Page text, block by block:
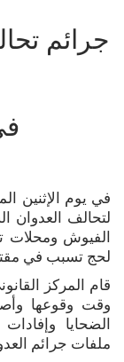
جرائم
لتحالف
الفيوش ومحلات
لحج تسبب في مقتل 84 مدنيا وإصابة 225
قام المركز
وقت وقوعها
الضحايا
ملفات جرائم